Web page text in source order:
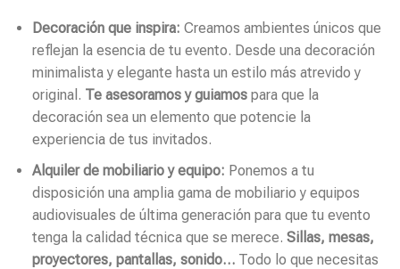
Decoración que inspira: Creamos ambientes únicos que
reflejan la esencia de tu evento. Desde una decoración
minimalista y elegante hasta un estilo más atrevido y
original. Te asesoramos y guiamospara que la
decoración sea un elemento que potencie la
experiencia de tus invitados.
Alquiler de mobiliario y equipo: Ponemos a tu
disposición una amplia gama de mobiliario y equipos
audiovisuales de última generación para que tu evento
tenga la calidad técnica que se merece. Sillas, mesas,
proyectores, pantallas, sonido…Todo lo que necesitas